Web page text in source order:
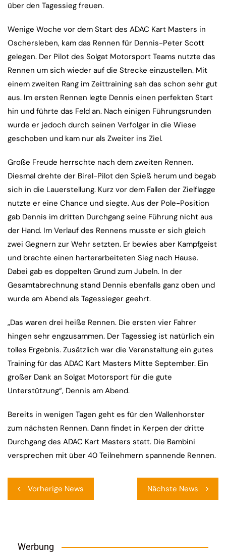
über den Tagessieg freuen.
Wenige Woche vor dem Start des ADAC Kart Masters in
Oschersleben, kam das Rennen für Dennis-Peter Scott
gelegen. Der Pilot des Solgat Motorsport Teams nutzte das
Rennen um sich wieder auf die Strecke einzustellen. Mit
einem zweiten Rang im Zeittraining sah das schon sehr gut
aus. Im ersten Rennen legte Dennis einen perfekten Start
hin und führte das Feld an. Nach einigen Führungsrunden
wurde er jedoch durch seinen Verfolger in die Wiese
geschoben und kam nur als Zweiter ins Ziel.
Große Freude herrschte nach dem zweiten Rennen.
Diesmal drehte der Birel-Pilot den Spieß herum und begab
sich in die Lauerstellung. Kurz vor dem Fallen der Zielflagge
nutzte er eine Chance und siegte. Aus der Pole-Position
gab Dennis im dritten Durchgang seine Führung nicht aus
der Hand. Im Verlauf des Rennens musste er sich gleich
zwei Gegnern zur Wehr setzten. Er bewies aber Kampfgeist
und brachte einen harterarbeiteten Sieg nach Hause.
Dabei gab es doppelten Grund zum Jubeln. In der
Gesamtabrechnung stand Dennis ebenfalls ganz oben und
wurde am Abend als Tagessieger geehrt.
„Das waren drei heiße Rennen. Die ersten vier Fahrer
hingen sehr engzusammen. Der Tagessieg ist natürlich ein
tolles Ergebnis. Zusätzlich war die Veranstaltung ein gutes
Training für das ADAC Kart Masters Mitte September. Ein
großer Dank an Solgat Motorsport für die gute
Unterstützung“, Dennis am Abend.
Bereits in wenigen Tagen geht es für den Wallenhorster
zum nächsten Rennen. Dann findet in Kerpen der dritte
Durchgang des ADAC Kart Masters statt. Die Bambini
versprechen mit über 40 Teilnehmern spannende Rennen.
Vorherige News Nächste News
Werbung